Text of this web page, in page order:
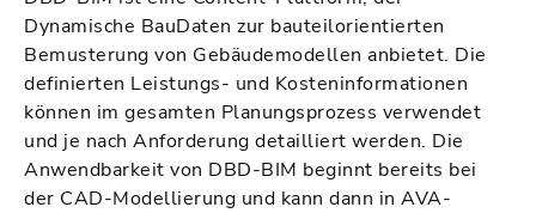
Dynamische BauDaten zur bauteilorientierten
Bemusterung von Gebäudemodellen anbietet. Die
definierten Leistungs- und Kosteninformationen
können im gesamten Planungsprozess verwendet
und je nach Anforderung detailliert werden. Die
Anwendbarkeit von DBD-BIM beginnt bereits bei
der CAD-Modellierung und kann dann in AVA-